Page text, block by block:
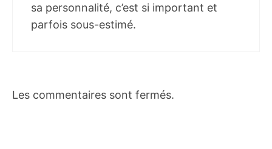
sa personnalité, c’est si important et
parfois sous-estimé.
Les commentaires sont fermés.